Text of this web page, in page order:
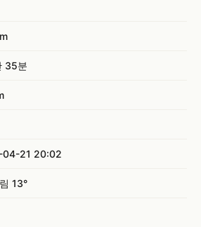
35분
04-21 20:02
13°